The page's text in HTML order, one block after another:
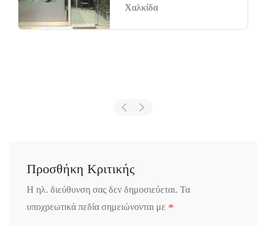
Xαλκίδα
Προσθήκη Κριτικής
Η ηλ. διεύθυνση σας δεν δημοσιεύεται. Τα
υποχρεωτικά πεδία σημειώνονται με *